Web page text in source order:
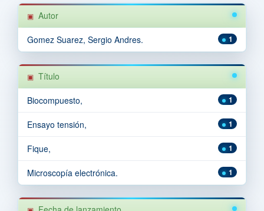
Autor
1
Gomez Suarez, Sergio Andres.
Título
1
Biocompuesto,
1
Ensayo tensión,
1
Fique,
1
Microscopía electrónica.